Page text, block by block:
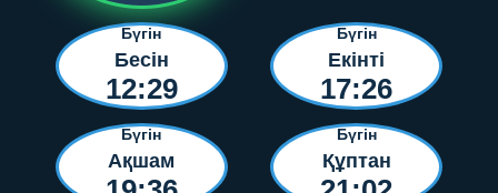
Бүгін
Бесін
12:29
Бүгін
Екінті
17:26
Бүгін
Ақшам
Бүгін
Құптан